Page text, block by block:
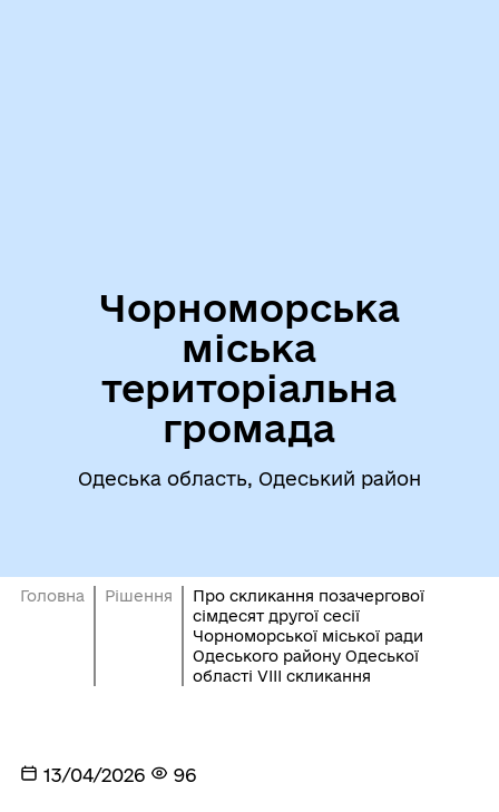
Чорноморська
міська
територіальна
громада
Одеська область, Одеський район
Головна Рішення
Про скликання позачергової
сімдесят другої сесії
Чорноморської міської ради
Одеського району Одеської
області VIІI скликання
13/04/2026 96